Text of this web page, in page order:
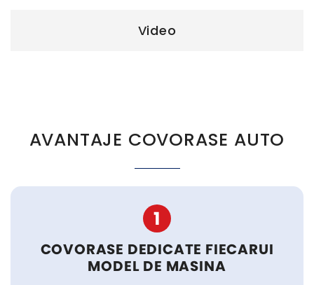
Video
AVANTAJE COVORASE AUTO
1
COVORASE DEDICATE FIECARUI
MODEL DE MASINA